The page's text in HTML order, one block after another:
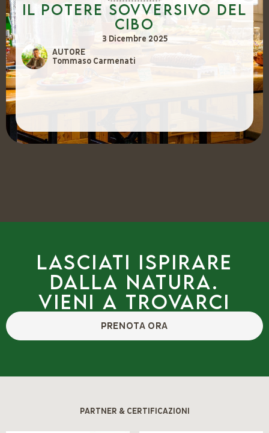
Il potere sovversivo del
cibo
3 Dicembre 2025
AUTORE
Tommaso Carmenati
Lasciati ispirare
dalla natura.
Vieni a trovarci
PRENOTA ORA
PARTNER & CERTIFICAZIONI